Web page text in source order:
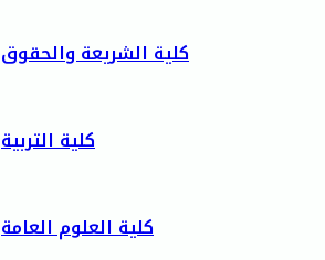
كلية الشريعة والحقوق
كلية التربية
كلية العلوم العامة